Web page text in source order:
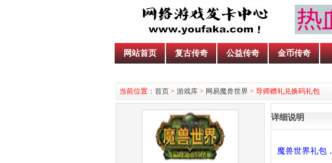
网站首页 复古传奇 公益传奇 金币传奇
当前位置： 首页 > 游戏库 > 网易魔兽世界 > 导师赠礼兑换码礼包
详细说明
魔兽世界礼包，